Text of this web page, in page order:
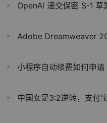
OpenAI 递交保密 S-1 草案：AI 巨头叩
Adobe Dreamweaver
小程序自动续费如何申请
中国女足3:2逆转，支付